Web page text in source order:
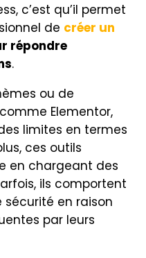
c’est qu’il permet
de créer un
répondre
.
ou de
Elementor,
limites en termes
ces outils
en chargeant des
ils comportent
en raison
par leurs